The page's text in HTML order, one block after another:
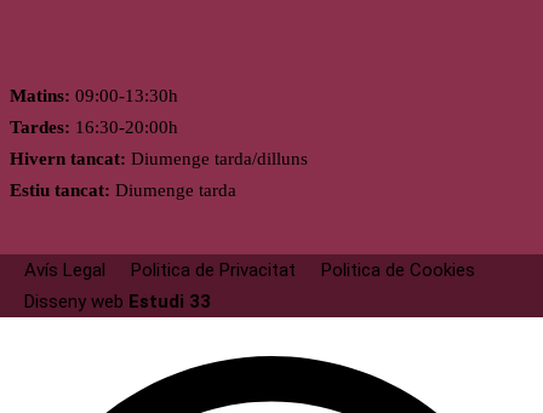
Matins: 09:00-13:30h
Tardes: 16:30-20:00h
Hivern tancat: Diumenge tarda/dilluns
Estiu tancat: Diumenge tarda
Avís Legal Politica de Privacitat
Politica de Cookies
Disseny web Estudi 33